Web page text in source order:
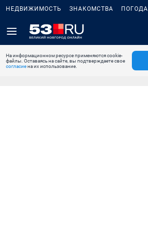
НЕДВИЖИМОСТЬ ЗНАКОМСТВА ПОГОДА
На информационном ресурсе применяются cookie-
файлы. Оставаясь на сайте, вы подтверждаете свое
согласиена их использование.